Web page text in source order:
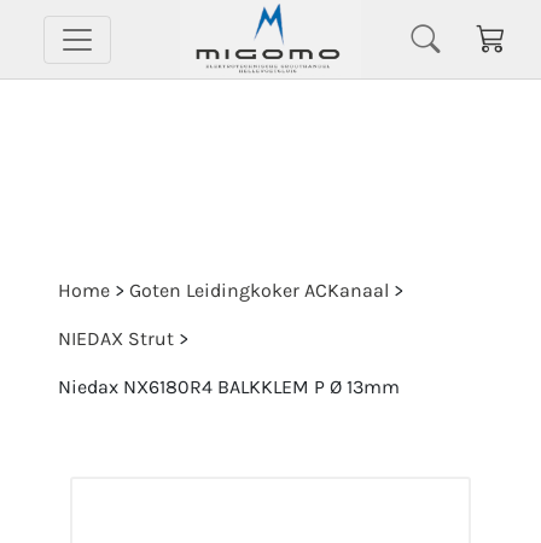
Home > Goten Leidingkoker ACKanaal >
NIEDAX Strut >
Niedax NX6180R4 BALKKLEM P Ø 13mm